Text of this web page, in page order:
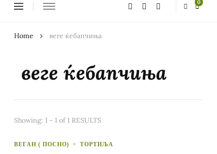
0
Home веге ќебапчиња
веге ќебапчиња
Showing: 1 - 1 of 1 RESULTS
ВЕГАН ( ПОСНО) ТОРТИЉА